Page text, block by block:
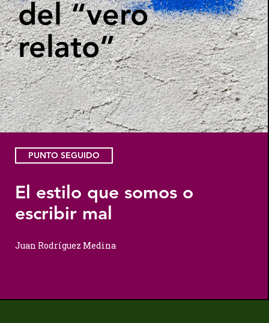
del “vero
relato”
PUNTO SEGUIDO
El estilo que somos o
escribir mal
Juan Rodríguez Medina